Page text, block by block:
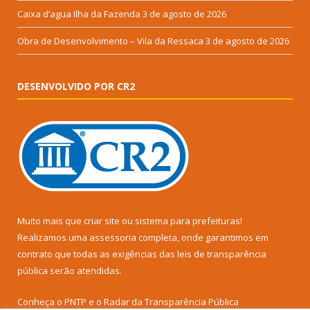
Caixa d’agua Ilha da Fazenda 3 de agosto de 2026
Obra de Desenvolvimento – Vila da Ressaca 3 de agosto de 2026
DESENVOLVIDO POR CR2
Muito mais que criar site ou sistema para prefeituras!
Realizamos uma assessoria completa, onde garantimos em
contrato que todas as exigências das leis de transparência
pública serão atendidas.
Conheça o PNTP e o Radar da Transparência Pública